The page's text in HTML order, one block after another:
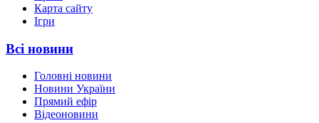
Карта сайту
Ігри
Всі новини
Головні новини
Новини України
Прямий ефір
Відеоновини